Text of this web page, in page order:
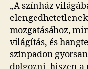
„A színház
mozgatásához,
világítás, és
színpadon